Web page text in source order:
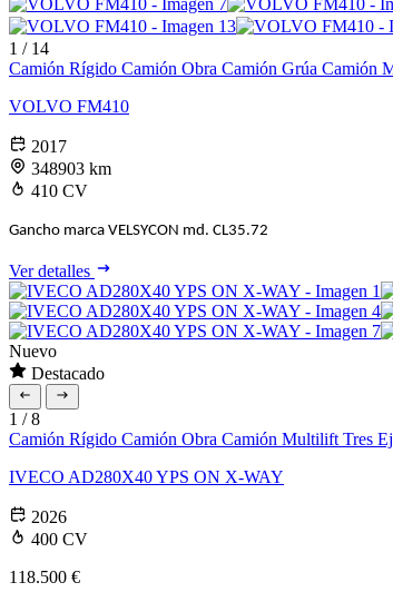
1 / 14
Camión Rígido Camión Obra Camión Grúa Camión
VOLVO FM410
2017
348903 km
410 CV
Gancho marca VELSYCON md. CL35.72
Ver detalles
Nuevo
Destacado
1 /8
Camión Rígido Camión Obra Camión Multilift Tres
IVECO AD280X40 YPS ON X-WAY
2026
400 CV
118.500 €